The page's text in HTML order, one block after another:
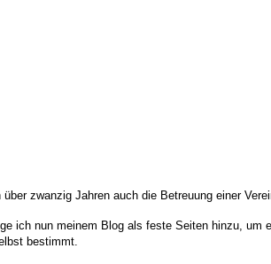
zwanzig Jahren auch die Betreuung einer
ich nun meinem Blog als feste Seiten hinzu,
bestimmt.